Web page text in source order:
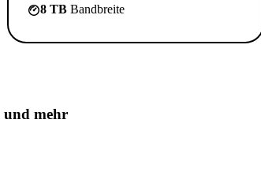
8 TB Bandbreite
und mehr